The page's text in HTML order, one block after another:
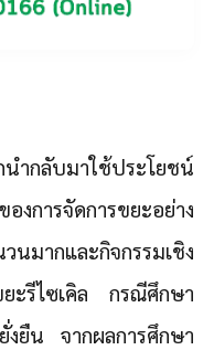
ำกลับมาใช้ประโยชน์
งการจัดการขยะอย่าง
มากและกิจกรรมเชิง
ะรีไซเคิล กรณีศึกษา
งยืน จากผลการศึกษา